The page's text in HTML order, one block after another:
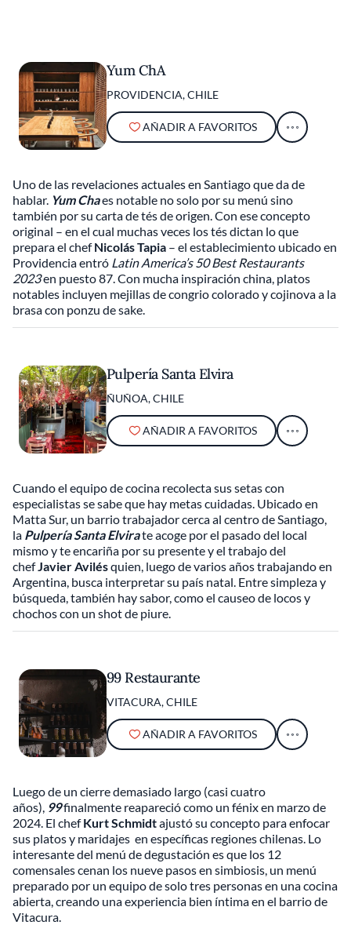
Yum ChA
PROVIDENCIA, CHILE
AÑADIR A FAVORITOS
Uno de las revelaciones actuales en Santiago que da de
hablar. Yum Chaes notable no solo por su menú sino
también por su carta de tés de origen. Con ese concepto
original – en el cual muchas veces los tés dictan lo que
prepara el chefNicolás Tapia – el establecimiento ubicado en
Providencia entró Latin America’s 50 Best Restaurants
2023en puesto 87. Con mucha inspiración china, platos
notables incluyen mejillas de congrio colorado y cojinova a la
brasa con ponzu de sake.
Pulpería Santa Elvira
ÑUÑOA, CHILE
AÑADIR A FAVORITOS
Cuando el equipo de cocina recolecta sus setas con
especialistas se sabe que hay metas cuidadas. Ubicado en
Matta Sur, un barrio trabajador cerca al centro de Santiago,
la Pulpería Santa Elvirate acoge por el pasado del local
mismo y te encariña por su presente y el trabajo del
chefJavier Avilésquien, luego de varios años trabajando en
Argentina, busca interpretar su país natal. Entre simpleza y
búsqueda, también hay sabor, como el causeo de locos y
chochos con un shot de piure.
99 Restaurante
VITACURA, CHILE
AÑADIR A FAVORITOS
Luego de un cierre demasiado largo (casi cuatro
años), 99finalmente reapareció como un fénix en marzo de
2024. El chefKurt Schmidtajustó su concepto para enfocar
sus platos y maridajes en específicas regiones chilenas. Lo
interesante del menú de degustación es que los 12
comensales cenan los nueve pasos en simbiosis, un menú
preparado por un equipo de solo tres personas en una cocina
abierta, creando una experiencia bien íntima en el barrio de
Vitacura.